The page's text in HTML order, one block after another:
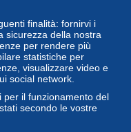
del
Belgium or
finalità: fornirvi i
sicurezza della nostra
per rendere più
statistiche per
visualizzare video e
social network.
per il funzionamento del
secondo le vostre